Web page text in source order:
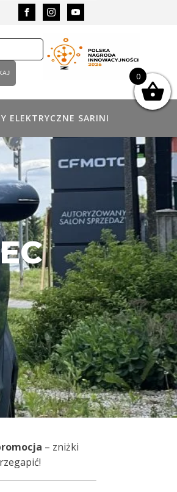
ELEKTRYCZNE SARINI
– zniżki
0